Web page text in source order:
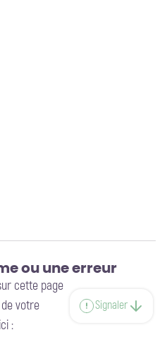
ou une erreur
cette page
votre
:
Signaler